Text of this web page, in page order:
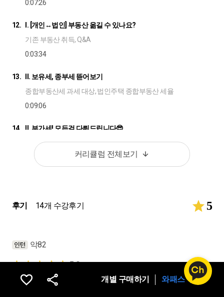
0:07:26
12.
I. [개인↔법인] 부동산 옮길 수 있나요?
기존 부동산 취득, Q&A
0:03:34
13.
II. 보유세, 종부세 뜯어보기
종합부동산세 과세 대상, 법인주택 종합부동산 세율
0:09:06
14.
II. 부가세! 모든걸 다뤄드립니다😎
상가, 주택, 토지 구분, 간주임대료, 조기 환급 신고
0:11:12
0:10:39
가수금, 가지급금 의미
0:07:28
17. II. 간주취득세 내야 하나요?
커리큘럼 전체보기
후기 14개 수강후기 5
악82
5.0
실무를 하다보면 개인/법인사업자 구분없이 부동산 관련한 업무가 많
개별 구매하기 와패스 구독